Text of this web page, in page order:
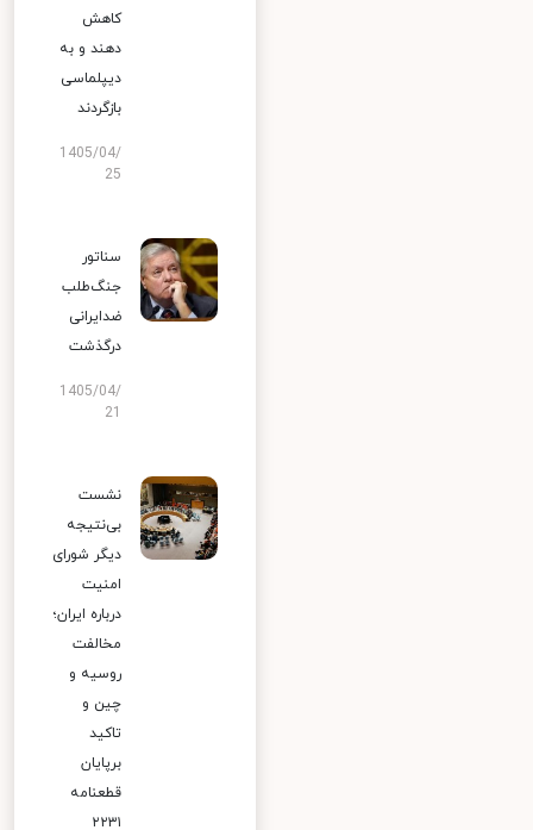
کاهش
دهند و به
دیپلماسی
بازگردند
1405/04/
25
سناتور
جنگ‌طلب
ضدایرانی
درگذشت
1405/04/
نشست
بی‌نتیجه
دیگر شورای
امنیت
درباره ایران؛
مخالفت
روسیه و
چین و
تاکید
برپایان
قطعنامه
۲۲۳۱